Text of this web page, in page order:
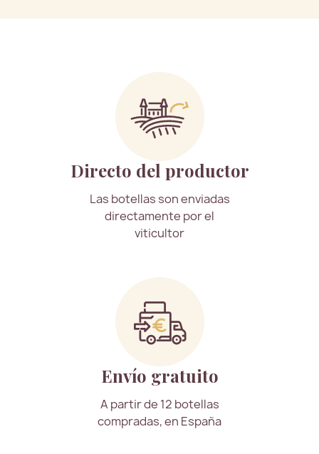
Directo del productor
Las botellas son enviadas
directamente por el
viticultor
Envío gratuito
A partir de 12 botellas
compradas, en España